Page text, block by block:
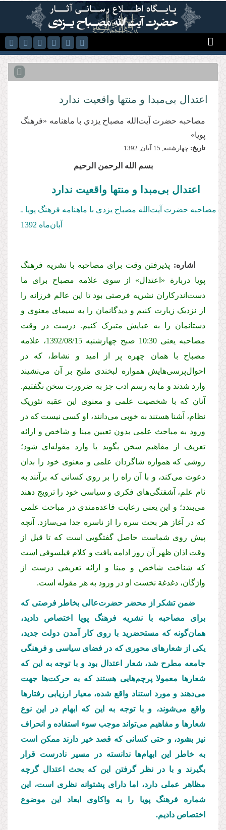
رفتن به محتوای اصلی
اعتدال بی‌مبدا و منتها واقعیت ندارد
مصاحبه حضرت آيت‌الله مصباح يزدي با ماهنامه «فرهنگ
پويا»
تاریخ: چهارشنبه, 15 آبان, 1392
بسم الله الرحمن الرحیم
اعتدال بی‌مبدا و منتها واقعیت ندارد
مصاحبه حضرت آیت‌الله مصباح یزدی با ماهنامه فرهنگ پویا ـ
آبان‌ماه 1392
اشاره: پذیرفتن وقت برای مصاحبه با نشریه فرهنگ
پویا دربارة «اعتدال» از سوی علامه مصباح برای ما
دست‌اندرکاران نشریه فرصتی بود تا این عالم فرزانه را
از نزدیک زیارت کنیم و دیدگانمان را به سیمای معنوی و
دستانمان را به عبایش متبرک کنیم. درست در وقت
مصاحبه یعنی 10:30 صبح چهارشنبه 1392/08/
15
، علامه
مصباح با همان چهره پر از امید و نشاط، که در
احوال‌پرسی‌هایش همواره لبخندی ملیح بر آن می‌نشیند
وارد شدند و ما به رسم ادب جز به ضرورت سخن نگفتیم.
آنان که با شخصیت علمی و معنوی این عقبه تئوریک
نظام، آشنا هستند به خوبی می‌دانند، او کسی نیست که در
ورود به مباحث علمی بدون تعیین مبنا و شاخص و ارائه
تعریف از مفاهیم سخن بگوید یا وارد مقوله‌ای شود؛
روشی که همواره شاگردان علمی و معنوی خود را بدان
دعوت می‌کند، و با آن راه را بر روی کسانی که برآنند به
نام علم، آشفتگی‌های فکری و سیاسی خود را ترویج دهند
می‌بندد؛ و این یعنی رعایت قاعده‌مندی در مباحث علمی
که در آغاز هر بحث سره را از ناسره جدا می‌سازد. آنچه
پیش روی شماست حاصل گفتگویی است که تا قبل از
وقت اذان ظهر آن روز ادامه یافت و کلام فیلسوفی است
که شناخت شاخص و مبنا و ارائه تعریفی درست از
واژگان، دغدغة نخست او در ورود به هر مقوله است.
ضمن تشکر از محضر حضرتعالی بخاطر فرصتی که
برای مصاحبه با نشریه فرهنگ پویا اختصاص دادید،
همانگونه که مستحضرید با روی کار آمدن دولت جدید،
یکی از شعارهای محوری که در فضای سیاسی و فرهنگی
جامعه مطرح شد، شعار اعتدال بود و با توجه به این كه
شعارها معمولا پرچمهایی هستند که به حرکتها جهت
میدهند و مورد استناد واقع شده، معیار ارزیابی رفتارها
واقع میشوند، و با توجه به این که ابهام در این نوع
شعارها و مفاهیم میتواند موجب سوء استفاده و انحراف
نیز بشود، و حتی کسانی که قصد خیر دارند ممکن است
به خاطر این ابهامها ندانسته در مسیر نادرست قرار
بگیرند و با در نظر گرفتن این که بحث اعتدال گرچه
مظاهر عملی دارد، اما دارای پشتوانه نظری است، این
شماره فرهنگ پویا را به واکاوی ابعاد این موضوع
اختصاص دادیم.